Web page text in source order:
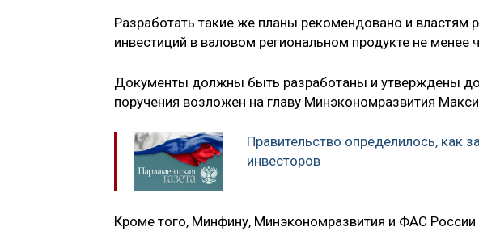
Разработать такие же планы рекомендовано и властям
инвестиций в валовом региональном продукте не менее
Документы должны быть разработаны и утверждены
поручения возложен на главу Минэкономразвития
Правительство определилось, как
инвесторов
Кроме того, Минфину, Минэкономразвития и ФАС